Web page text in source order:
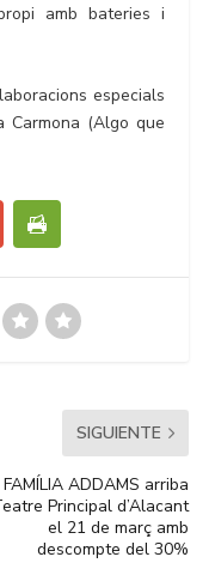
amb bateries i
especials
Carmona (Algo que
SIGUIENTE
ADDAMS arriba
Principal d’Alacant
el 21 de març amb
descompte del 30%